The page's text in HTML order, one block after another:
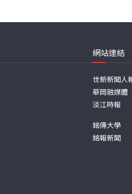
網站連結
世新新聞人
華岡融媒體
淡江時報
銘傳大學
銘報新聞